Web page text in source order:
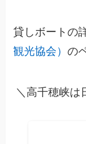
貸しボートの
観光協会）の
＼高千穂峡は